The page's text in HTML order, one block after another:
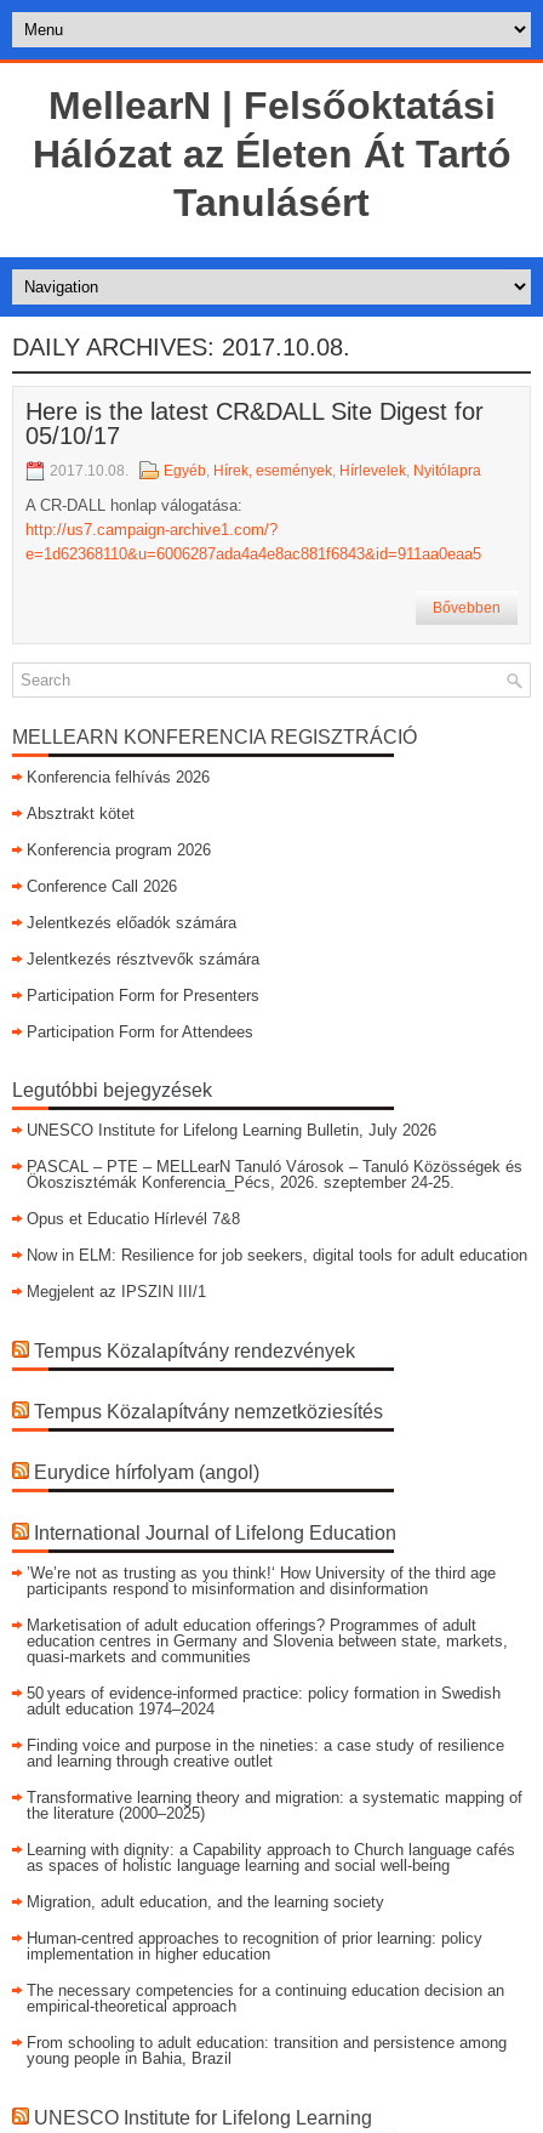
MellearN | Felsőoktatási
Hálózat az Életen Át Tartó
Tanulásért
DAILY ARCHIVES: 2017.10.08.
Here is the latest CR&DALL Site Digest for
05/10/17
2017.10.08. Egyéb, Hírek, események, Hírlevelek, Nyitólapra
A CR-DALL honlap válogatása:
http://us7.campaign-archive1.com/?
e=1d62368110&u=6006287ada4a4e8ac881f6843&id=911aa0eaa5
Bővebben
MELLEARN KONFERENCIA REGISZTRÁCIÓ
Konferencia felhívás 2026
Absztrakt kötet
Konferencia program 2026
Conference Call 2026
Jelentkezés előadók számára
Jelentkezés résztvevők számára
Participation Form for Presenters
Participation Form for Attendees
Legutóbbi bejegyzések
UNESCO Institute for Lifelong Learning Bulletin, July 2026
PASCAL – PTE – MELLearN Tanuló Városok – Tanuló Közösségek és
Ökoszisztémák Konferencia_Pécs, 2026. szeptember 24-25.
Opus et Educatio Hírlevél 7&8
Now in ELM: Resilience for job seekers, digital tools for adult education
Megjelent az IPSZIN III/1
Tempus Közalapítvány rendezvények
Tempus Közalapítvány nemzetköziesítés
Eurydice hírfolyam (angol)
International Journal of Lifelong Education
’We’re not as trusting as you think!‘ How University of the third age
participants respond to misinformation and disinformation
Marketisation of adult education offerings? Programmes of adult
education centres in Germany and Slovenia between state, markets,
quasi-markets and communities
50 years of evidence‑informed practice: policy formation in Swedish
adult education 1974–2024
Finding voice and purpose in the nineties: a case study of resilience
and learning through creative outlet
Transformative learning theory and migration: a systematic mapping of
the literature (2000–2025)
Learning with dignity: a Capability approach to Church language cafés
as spaces of holistic language learning and social well-being
Migration, adult education, and the learning society
Human-centred approaches to recognition of prior learning: policy
implementation in higher education
The necessary competencies for a continuing education decision an
empirical-theoretical approach
From schooling to adult education: transition and persistence among
young people in Bahia, Brazil
UNESCO Institute for Lifelong Learning